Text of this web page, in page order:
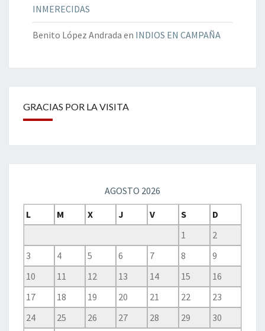
INMERECIDAS
Benito López Andrada en INDIOS EN CAMPAÑA
GRACIAS POR LA VISITA
AGOSTO 2026
L
M X J V S
D
1
2
3
4 5 6 7 8
9
10
11 12 13 14 15
16
17
18 19 20 21 22
23
24
25 26 27 28 29
30